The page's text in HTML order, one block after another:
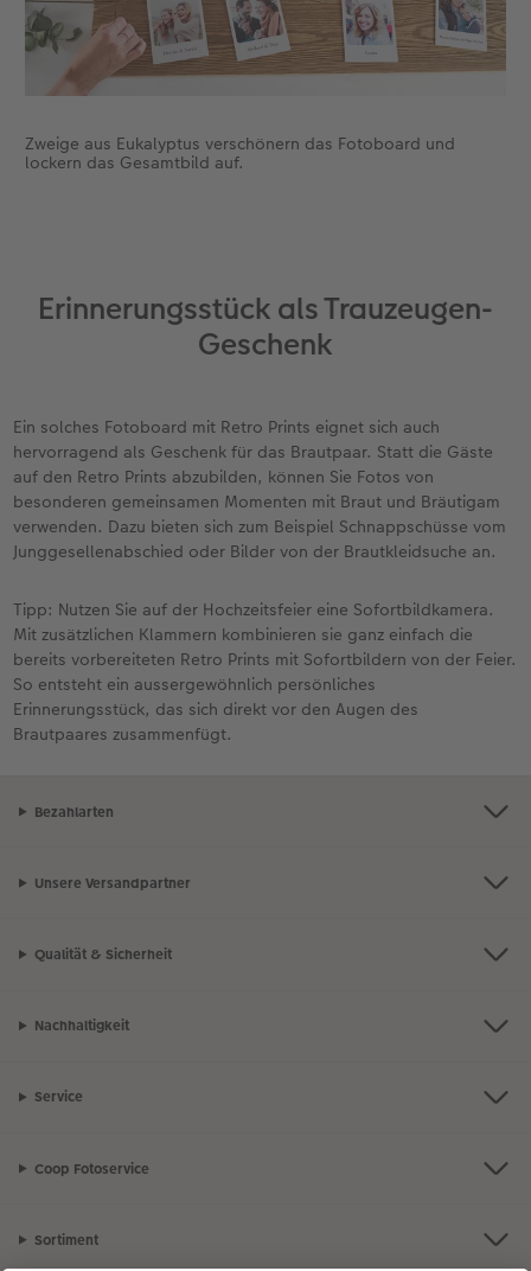
Zweige aus Eukalyptus verschönern das Fotoboard und
lockern das Gesamtbild auf.
Erinnerungsstück als Trauzeugen-
Geschenk
Ein solches Fotoboard mit Retro Prints eignet sich auch
hervorragend als Geschenk für das Brautpaar. Statt die Gäste
auf den Retro Prints abzubilden, können Sie Fotos von
besonderen gemeinsamen Momenten mit Braut und Bräutigam
verwenden. Dazu bieten sich zum Beispiel Schnappschüsse vom
Junggesellenabschied oder Bilder von der Brautkleidsuche an.
Tipp: Nutzen Sie auf der Hochzeitsfeier eine Sofortbildkamera.
Mit zusätzlichen Klammern kombinieren sie ganz einfach die
bereits vorbereiteten Retro Prints mit Sofortbildern von der Feier.
So entsteht ein aussergewöhnlich persönliches
Erinnerungsstück, das sich direkt vor den Augen des
Brautpaares zusammenfügt.
Bezahlarten
Unsere Versandpartner
Qualität & Sicherheit
Nachhaltigkeit
Service
Coop Fotoservice
Sortiment